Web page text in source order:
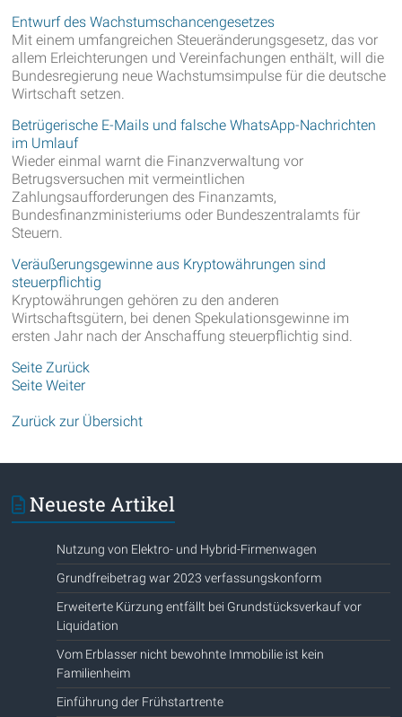
Entwurf des Wachstumschancengesetzes
Mit einem umfangreichen Steueränderungsgesetz, das vor
allem Erleichterungen und Vereinfachungen enthält, will die
Bundesregierung neue Wachstumsimpulse für die deutsche
Wirtschaft setzen.
Betrügerische E-Mails und falsche WhatsApp-Nachrichten
im Umlauf
Wieder einmal warnt die Finanzverwaltung vor
Betrugsversuchen mit vermeintlichen
Zahlungsaufforderungen des Finanzamts,
Bundesfinanzministeriums oder Bundeszentralamts für
Steuern.
Veräußerungsgewinne aus Kryptowährungen sind
steuerpflichtig
Kryptowährungen gehören zu den anderen
Wirtschaftsgütern, bei denen Spekulationsgewinne im
ersten Jahr nach der Anschaffung steuerpflichtig sind.
Seite Zurück
Seite Weiter
Zurück zur Übersicht
Neueste Artikel
Nutzung von Elektro- und Hybrid-Firmenwagen
Grundfreibetrag war 2023 verfassungskonform
Erweiterte Kürzung entfällt bei Grundstücksverkauf vor
Liquidation
Vom Erblasser nicht bewohnte Immobilie ist kein
Familienheim
Einführung der Frühstartrente